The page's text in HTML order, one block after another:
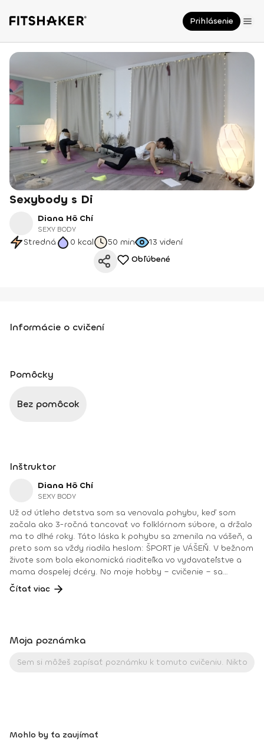
Prihlásenie
Sexybody s Di
Diana Hô Chí
SEXY BODY
Stredná 0 kcal 50 min 13 videní
Obľúbené
Informácie o cvičení
Pomôcky
Bez pomôcok
Inštruktor
Diana Hô Chí
SEXY BODY
Už od útleho detstva som sa venovala pohybu, keď som
začala ako 3-ročná tancovať vo folklórnom súbore, a držalo
ma to dlhé roky. Táto láska k pohybu sa zmenila na vášeň, a
preto som sa vždy riadila heslom: ŠPORT je VÁŠEŇ. V bežnom
živote som bola ekonomická riaditeľka vo vydavateľstve a
mama dospelej dcéry. No moje hobby – cvičenie – sa
dostávalo do popredia už dlhé roky. Takmer dennodenne
som viedla skupinové tréningy a pre svojich klientov som
ocenením bola vždy pre mňa pozitívna spätná väzba od
• Kondičný tréner 1. kv. stupňa • Certifikovaná lektorka
Čítať viac
Moja poznámka
Mohlo by ťa zaujímať